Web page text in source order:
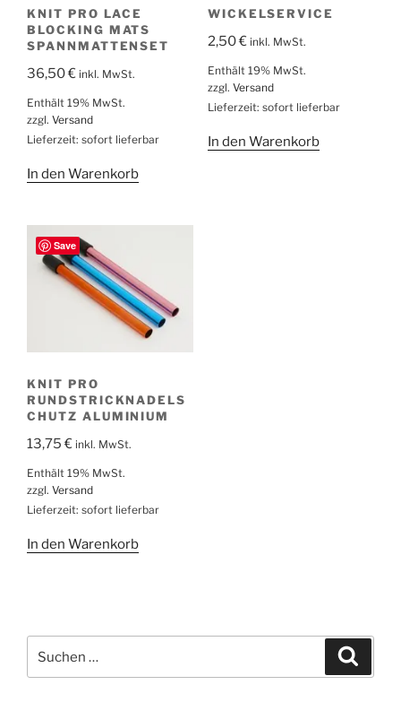
KNIT PRO LACE
BLOCKING MATS
SPANNMATTENSET
36,50€ inkl. MwSt.
Enthält 19% MwSt.
zzgl. Versand
Lieferzeit: sofort lieferbar
In den Warenkorb
WICKELSERVICE
2,50€ inkl. MwSt.
Enthält 19% MwSt.
zzgl. Versand
Lieferzeit: sofort lieferbar
In den Warenkorb
Save
KNIT PRO
RUNDSTRICKNADELS
CHUTZ ALUMINIUM
13,75€ inkl. MwSt.
Enthält 19% MwSt.
zzgl. Versand
Lieferzeit: sofort lieferbar
In den Warenkorb
nach: